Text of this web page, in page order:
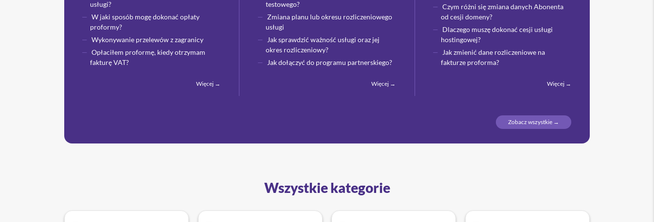
usługi?
W jaki sposób mogę dokonać opłaty
proformy?
Wykonywanie przelewów z zagranicy
Opłaciłem proformę, kiedy otrzymam
fakturę VAT?
Więcej →
testowego?
Zmiana planu lub okresu rozliczeniowego
usługi
Jak sprawdzić ważność usługi oraz jej
okres rozliczeniowy?
Jak dołączyć do programu partnerskiego?
Więcej →
Czym różni się zmiana danych Abonenta
od cesji domeny?
Dlaczego muszę dokonać cesji usługi
hostingowej?
Jak zmienić dane rozliczeniowe na
fakturze proforma?
Więcej →
Zobacz wszystkie →
Wszystkie kategorie